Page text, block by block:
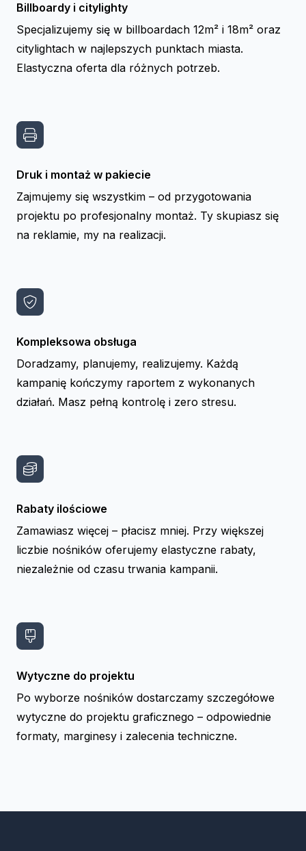
Billboardy i citylighty
Specjalizujemy się w billboardach 12m² i 18m² oraz
citylightach w najlepszych punktach miasta.
Elastyczna oferta dla różnych potrzeb.
Druk i montaż w pakiecie
Zajmujemy się wszystkim – od przygotowania
projektu po profesjonalny montaż. Ty skupiasz się
na reklamie, my na realizacji.
Kompleksowa obsługa
Doradzamy, planujemy, realizujemy. Każdą
kampanię kończymy raportem z wykonanych
działań. Masz pełną kontrolę i zero stresu.
Rabaty ilościowe
Zamawiasz więcej – płacisz mniej. Przy większej
liczbie nośników oferujemy elastyczne rabaty,
niezależnie od czasu trwania kampanii.
Wytyczne do projektu
Po wyborze nośników dostarczamy szczegółowe
wytyczne do projektu graficznego – odpowiednie
formaty, marginesy i zalecenia techniczne.